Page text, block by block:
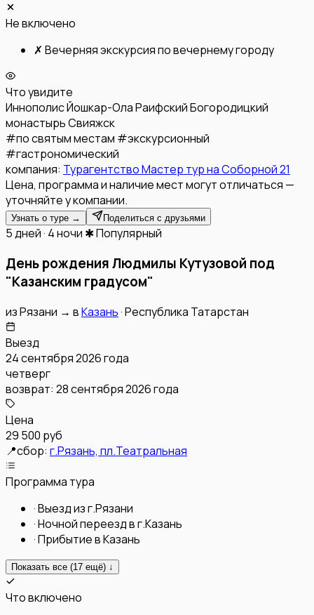
Не включено
✗ Вечерняя экскурсия по вечернему городу
Что увидите
ИннополисЙошкар-ОлаРаифский Богородицкий
монастырьСвияжск
#по святым местам #экскурсионный
#гастрономический
компания: Турагентство Мастер тур на Соборной 21
Цена, программа и наличие мест могут отличаться —
уточняйте у компании.
Узнать о туре → Поделиться с друзьями
5 дней · 4 ночи ✱ Популярный
День рождения Людмилы Кутузовой под
"Казанским градусом"
изРязани → вКазань·Республика Татарстан
Выезд
24 сентября 2026 года
четверг
возврат: 28 сентября 2026 года
Цена
29 500 руб
📍сбор: г.Рязань, пл.Театральная
Программа тура
·Выезд из г.Рязани
·Ночной переезд в г.Казань
·Прибытие в Казань
Показать все (17 ещё) ↓
Что включено